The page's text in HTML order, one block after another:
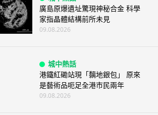
廣島原爆遺址驚現神秘合金 科學
家指晶體結構前所未見
09.08.2026
城中熱話
港鐵紅磡站現「黐地銀包」 原來
是藝術品呃足全港市民兩年
09.08.2026